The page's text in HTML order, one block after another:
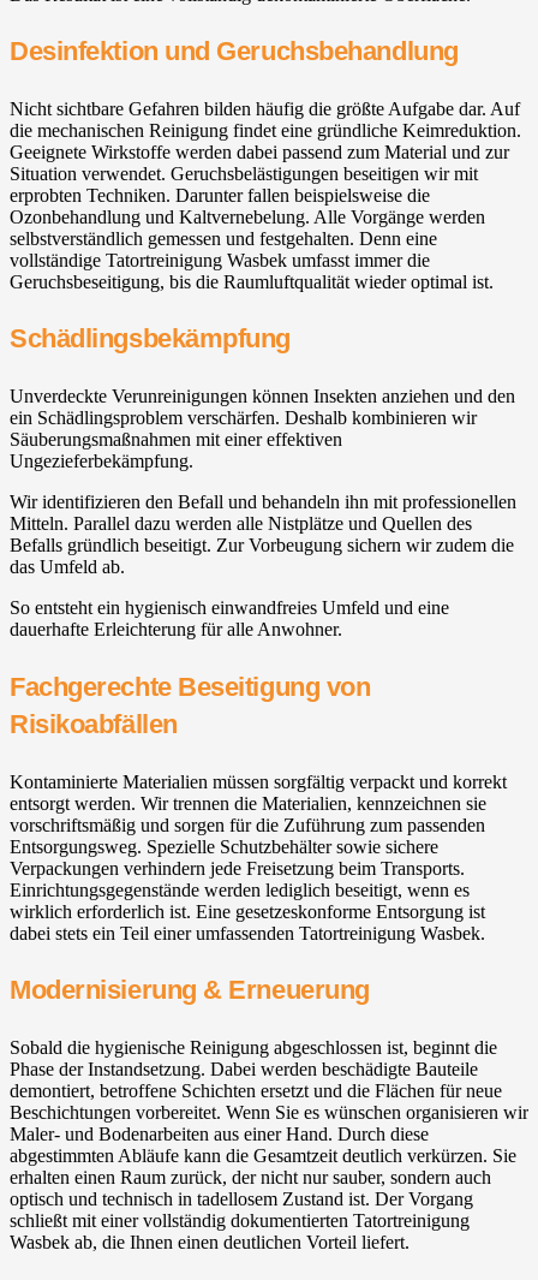
Desinfektion und Geruchsbehandlung
Nicht sichtbare Gefahren bilden häufig die größte Aufgabe dar. Auf
die mechanischen Reinigung findet eine gründliche Keimreduktion.
Geeignete Wirkstoffe werden dabei passend zum Material und zur
Situation verwendet. Geruchsbelästigungen beseitigen wir mit
erprobten Techniken. Darunter fallen beispielsweise die
Ozonbehandlung und Kaltvernebelung. Alle Vorgänge werden
selbstverständlich gemessen und festgehalten. Denn eine
vollständige Tatortreinigung Wasbek umfasst immer die
Geruchsbeseitigung, bis die Raumluftqualität wieder optimal ist.
Schädlingsbekämpfung
Unverdeckte Verunreinigungen können Insekten anziehen und den
ein Schädlingsproblem verschärfen. Deshalb kombinieren wir
Säuberungsmaßnahmen mit einer effektiven
Ungezieferbekämpfung.
Wir identifizieren den Befall und behandeln ihn mit professionellen
Mitteln. Parallel dazu werden alle Nistplätze und Quellen des
Befalls gründlich beseitigt. Zur Vorbeugung sichern wir zudem die
das Umfeld ab.
So entsteht ein hygienisch einwandfreies Umfeld und eine
dauerhafte Erleichterung für alle Anwohner.
Fachgerechte Beseitigung von
Risikoabfällen
Kontaminierte Materialien müssen sorgfältig verpackt und korrekt
entsorgt werden. Wir trennen die Materialien, kennzeichnen sie
vorschriftsmäßig und sorgen für die Zuführung zum passenden
Entsorgungsweg. Spezielle Schutzbehälter sowie sichere
Verpackungen verhindern jede Freisetzung beim Transports.
Einrichtungsgegenstände werden lediglich beseitigt, wenn es
wirklich erforderlich ist. Eine gesetzeskonforme Entsorgung ist
dabei stets ein Teil einer umfassenden Tatortreinigung Wasbek.
Modernisierung & Erneuerung
Sobald die hygienische Reinigung abgeschlossen ist, beginnt die
Phase der Instandsetzung. Dabei werden beschädigte Bauteile
demontiert, betroffene Schichten ersetzt und die Flächen für neue
Beschichtungen vorbereitet. Wenn Sie es wünschen organisieren wir
Maler- und Bodenarbeiten aus einer Hand. Durch diese
abgestimmten Abläufe kann die Gesamtzeit deutlich verkürzen. Sie
erhalten einen Raum zurück, der nicht nur sauber, sondern auch
optisch und technisch in tadellosem Zustand ist. Der Vorgang
schließt mit einer vollständig dokumentierten Tatortreinigung
Wasbek ab, die Ihnen einen deutlichen Vorteil liefert.